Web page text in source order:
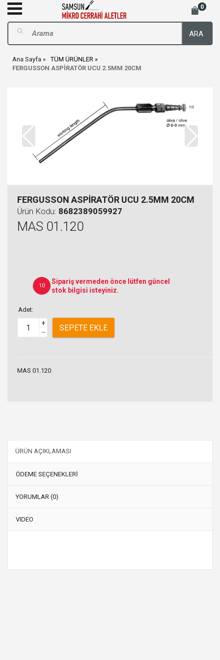
0
ARA
Ana Sayfa
TÜM ÜRÜNLER
FERGUSSON ASPİRATÖR UCU 2.5MM 20CM
FERGUSSON ASPİRATÖR UCU 2.5MM 20CM
Ürün Kodu: 8682389059927
MAS 01.120
10
Sipariş vermeden önce lütfen güncel
stok bilgisi isteyiniz.
Adet:
+
–
SEPETE EKLE
MAS 01.120
ÜRÜN AÇIKLAMASI
ÖDEME SEÇENEKLERİ
YORUMLAR (0)
VIDEO